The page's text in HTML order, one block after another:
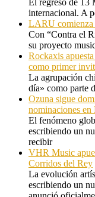
internacional. A
LARU comienza
Con “Contra el
su proyecto
Rockaxis
como primer
La agrupación
día» como parte
Ozuna sigue
nominaciones en
El fenómeno
escribiendo un
recibir
VHR Music
Corridos del Rey
La evolución
escribiendo un